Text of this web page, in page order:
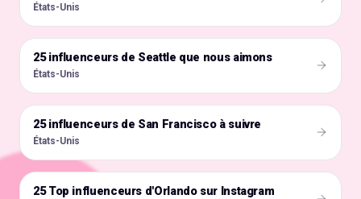
États-Unis
🇺🇸
25 influenceurs de Seattle que nous aimons
États-Unis
🇺🇸
25 influenceurs de San Francisco à suivre
États-Unis
🇺🇸
25 Top influenceurs d'Orlando sur Instagram